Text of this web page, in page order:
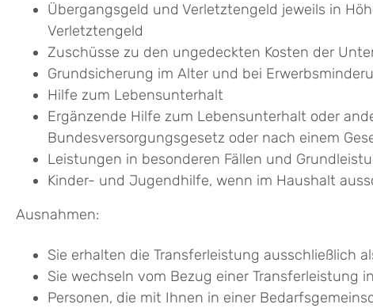
Übergangsgeld und Verletztengeld jeweils in
Verletztengeld
Zuschüsse zu den ungedeckten Kosten der
Grundsicherung im Alter und bei
Hilfe zum Lebensunterhalt
Ergänzende Hilfe zum Lebensunterhalt oder
Bundesversorgungsgesetz oder nach einem
Leistungen in besonderen Fällen und
Kinder- und Jugendhilfe, wenn im Haushalt
Ausnahmen:
Sie erhalten die Transferleistung ausschließlich
Sie wechseln vom Bezug einer Transferleistung
Personen, die mit Ihnen in einer